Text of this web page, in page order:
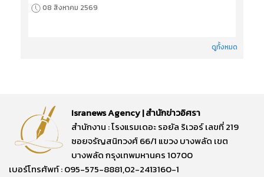
08 สิงหาคม 2569
ดูทั้งหมด
Isranews Agency | สำนักข่าวอิศรา
สำนักงาน : โรงแรมเดอะ รอยัล ริเวอร์ เลขที่ 219
ซอยจรัญสนิทวงศ์ 66/1 แขวง บางพลัด เขต
บางพลัด กรุงเทพมหานคร 10700
เบอร์โทรศัพท์ : 095-575-8881,02-2413160-1